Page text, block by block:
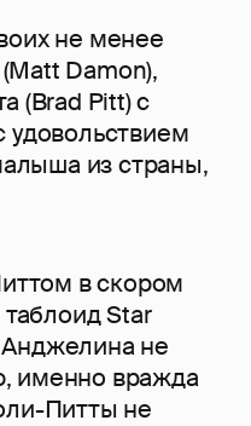
не менее
Damon),
(Brad Pitt) с
из страны,
в скором
Star
не
именно вражда
Питты не